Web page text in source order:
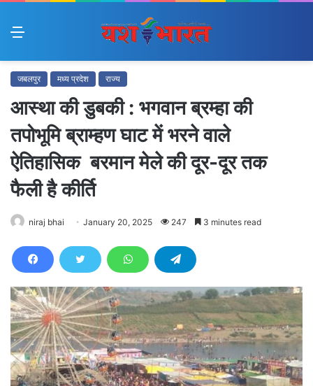
Menu
जबलपुर मध्य प्रदेश राज्य
आस्था की डुबकी : भगवान ब्रम्हा की
तपोभूमि ब्राम्हण घाट में भरने वाले
ऐतिहासिक बरमान मेले की दूर-दूर तक
फैली है कीर्ति
niraj bhai January 20, 2025 247 3 minutes read